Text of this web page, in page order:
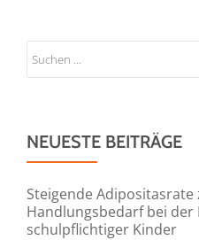
NEUESTE BEITRÄGE
Steigende
Handlungsbedarf bei der
schulpflichtiger Kinder